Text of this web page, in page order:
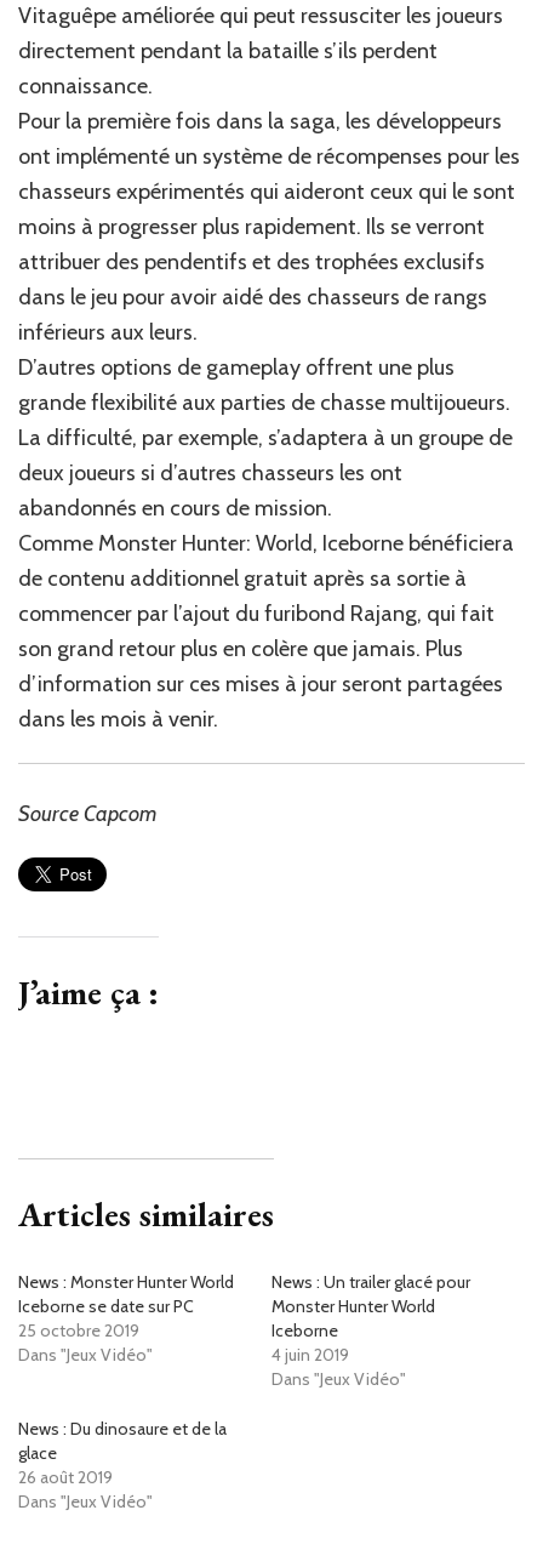
Vitaguêpe améliorée qui peut ressusciter les joueurs
directement pendant la bataille s’ils perdent
connaissance.
Pour la première fois dans la saga, les développeurs
ont implémenté un système de récompenses pour les
chasseurs expérimentés qui aideront ceux qui le sont
moins à progresser plus rapidement. Ils se verront
attribuer des pendentifs et des trophées exclusifs
dans le jeu pour avoir aidé des chasseurs de rangs
inférieurs aux leurs.
D’autres options de gameplay offrent une plus
grande flexibilité aux parties de chasse multijoueurs.
La difficulté, par exemple, s’adaptera à un groupe de
deux joueurs si d’autres chasseurs les ont
abandonnés en cours de mission.
Comme Monster Hunter: World, Iceborne bénéficiera
de contenu additionnel gratuit après sa sortie à
commencer par l’ajout du furibond Rajang, qui fait
son grand retour plus en colère que jamais. Plus
d’information sur ces mises à jour seront partagées
dans les mois à venir.
Source Capcom
J’aime ça :
Articles similaires
News : Monster Hunter World
Iceborne se date sur PC
25 octobre 2019
Dans "Jeux Vidéo"
News : Un trailer glacé pour
Monster Hunter World
Iceborne
4 juin 2019
Dans "Jeux Vidéo"
News : Du dinosaure et de la
glace
26 août 2019
Dans "Jeux Vidéo"